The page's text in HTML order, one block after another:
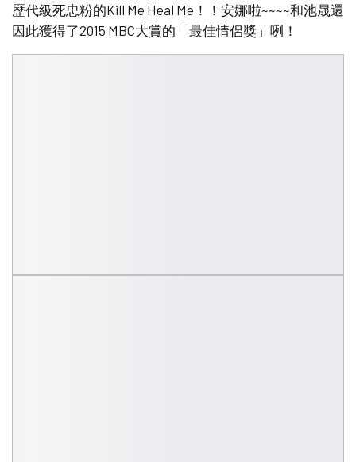
歷代級死忠粉的Kill Me Heal Me！！安娜啦~~~~和池晟還
因此獲得了2015 MBC大賞的「最佳情侶獎」咧！